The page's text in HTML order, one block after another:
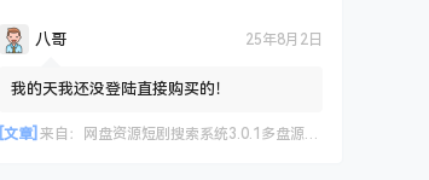
八哥 25年8月2日
我的天我还没登陆直接购买的！
[文章] 来自： 网盘资源短剧搜索系统3.0.1多盘源码，支持多网盘云盘资源搜索【已测试】